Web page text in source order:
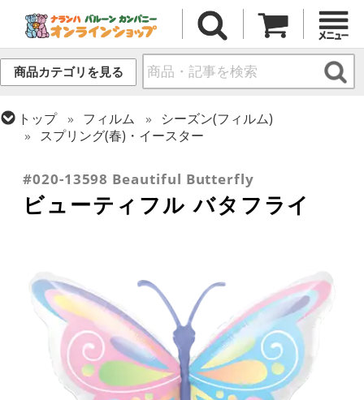
商品カテゴリを見る
トップ フィルム
シーズン(フィルム)
スプリング(春)・イースター
#020-13598 Beautiful Butterfly
ビューティフル バタフライ